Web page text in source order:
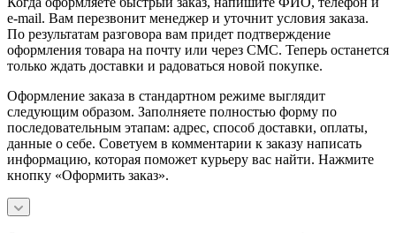
e-mail. Вам перезвонит менеджер и уточнит условия заказа.
По результатам разговора вам придет подтверждение
оформления товара на почту или через СМС. Теперь останется
только ждать доставки и радоваться новой покупке.
Оформление заказа в стандартном режиме выглядит
следующим образом. Заполняете полностью форму по
последовательным этапам: адрес, способ доставки, оплаты,
данные о себе. Советуем в комментарии к заказу написать
информацию, которая поможет курьеру вас найти. Нажмите
кнопку «Оформить заказ».